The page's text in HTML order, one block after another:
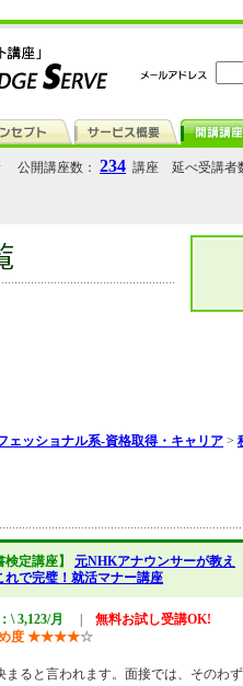
公開講座数： 234 講座 延べ受講者
ェッショナル系-資格取得・キャリア >
検定講座】 元NHKアナウンサーが教え
で完璧！就活マナー講座
\ 3,123/月
無料お試し受講OK!
度 ★★★★☆
まると言われます。面接では、そのわず